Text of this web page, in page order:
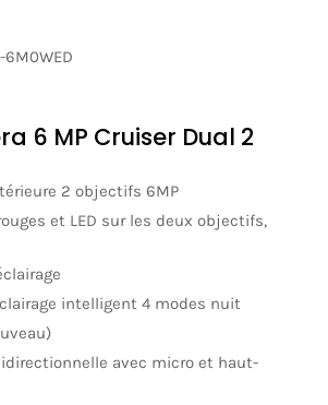
6M0WED
6 MP Cruiser Dual 2
2 objectifs 6MP
et LED sur les deux objectifs,
intelligent 4 modes nuit
avec micro et haut-